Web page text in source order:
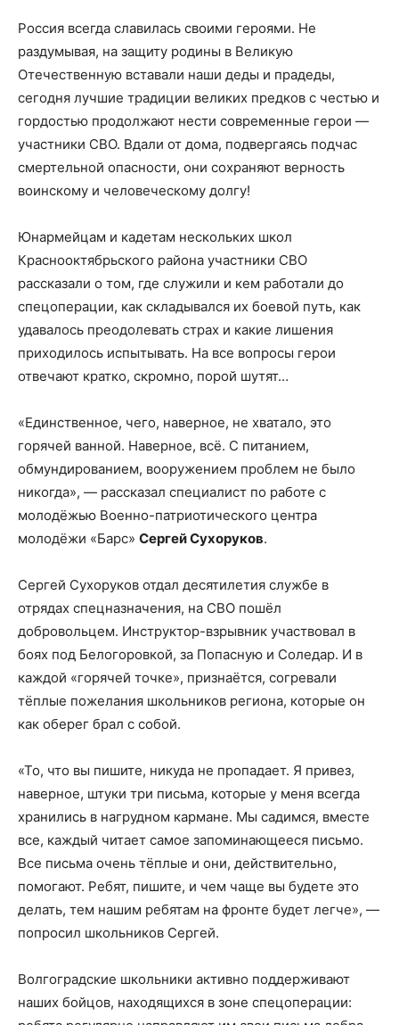
Россия всегда славилась своими героями. Не
раздумывая, на защиту родины в Великую
Отечественную вставали наши деды и прадеды,
сегодня лучшие традиции великих предков с честью и
гордостью продолжают нести современные герои —
участники СВО. Вдали от дома, подвергаясь подчас
смертельной опасности, они сохраняют верность
воинскому и человеческому долгу!
Юнармейцам и кадетам нескольких школ
Краснооктябрьского района участники СВО
рассказали о том, где служили и кем работали до
спецоперации, как складывался их боевой путь, как
удавалось преодолевать страх и какие лишения
приходилось испытывать. На все вопросы герои
отвечают кратко, скромно, порой шутят…
«Единственное, чего, наверное, не хватало, это
горячей ванной. Наверное, всё. С питанием,
обмундированием, вооружением проблем не было
никогда», — рассказал специалист по работе с
молодёжью Военно-патриотического центра
молодёжи «Барс» Сергей Сухоруков.
Сергей Сухоруков отдал десятилетия службе в
отрядах спецназначения, на СВО пошёл
добровольцем. Инструктор-взрывник участвовал в
боях под Белогоровкой, за Попасную и Соледар. И в
каждой «горячей точке», признаётся, согревали
тёплые пожелания школьников региона, которые он
как оберег брал с собой.
«То, что вы пишите, никуда не пропадает. Я привез,
наверное, штуки три письма, которые у меня всегда
хранились в нагрудном кармане. Мы садимся, вместе
все, каждый читает самое запоминающееся письмо.
Все письма очень тёплые и они, действительно,
помогают. Ребят, пишите, и чем чаще вы будете это
делать, тем нашим ребятам на фронте будет легче», —
попросил школьников Сергей.
Волгоградские школьники активно поддерживают
наших бойцов, находящихся в зоне спецоперации: